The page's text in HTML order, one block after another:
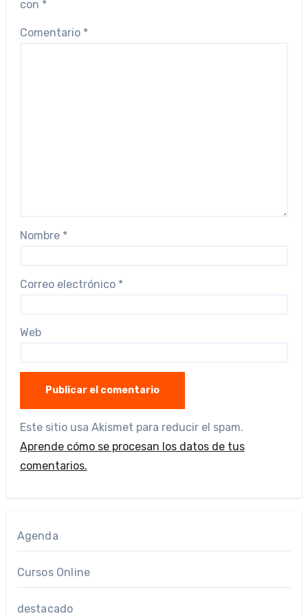
con *
Comentario *
Nombre *
Correo electrónico *
Web
Este sitio usa Akismet para reducir el spam.
Aprende cómo se procesan los datos de tus
comentarios.
Agenda
Cursos Online
destacado